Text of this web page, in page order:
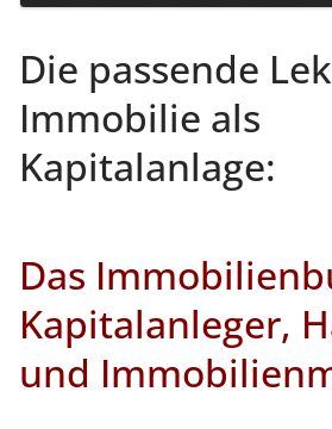
Die passende
Immobilie als
Kapitalanlage:
Das
Kapitalanleger,
und